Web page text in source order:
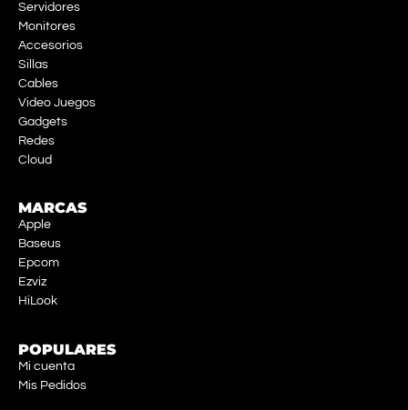
Servidores
Monitores
Accesorios
Sillas
Cables
Video Juegos
Gadgets
Redes
Cloud
MARCAS
Apple
Baseus
Epcom
Ezviz
HiLook
POPULARES
Mi cuenta
Mis Pedidos